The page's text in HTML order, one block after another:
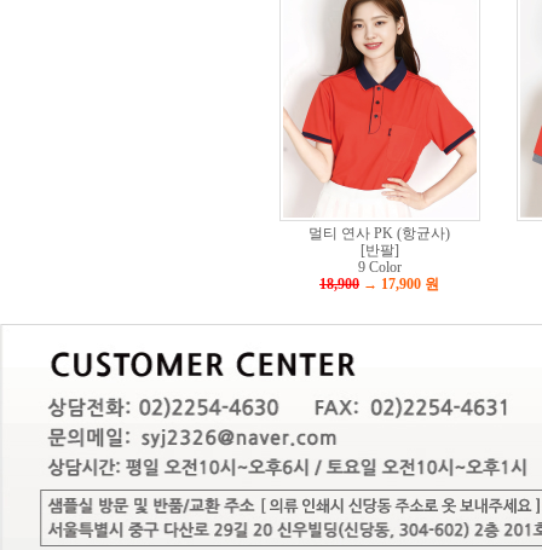
멀티 연사 PK (항균사)
[반팔]
9 Color
18,900 → 17,900 원